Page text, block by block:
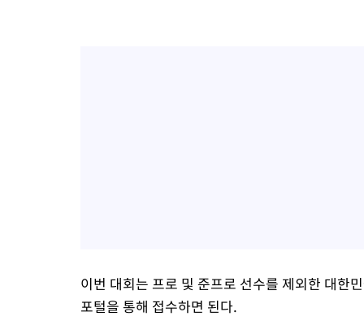
이번 대회는 프로 및 준프로 선수를 제외한 대한
포털을 통해 접수하면 된다.